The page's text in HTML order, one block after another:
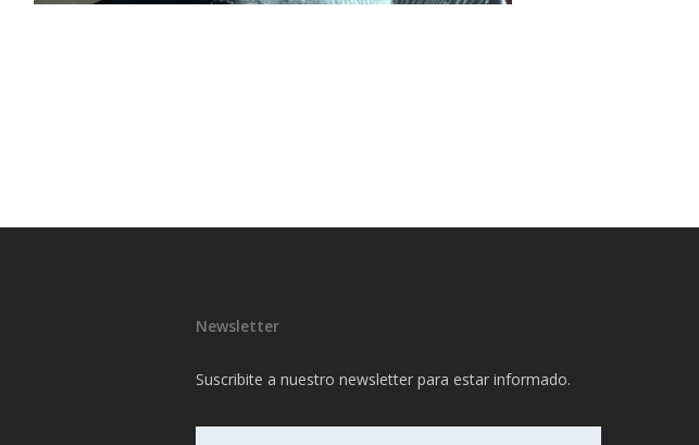
Newsletter
Suscribite a nuestro newsletter para estar informado.